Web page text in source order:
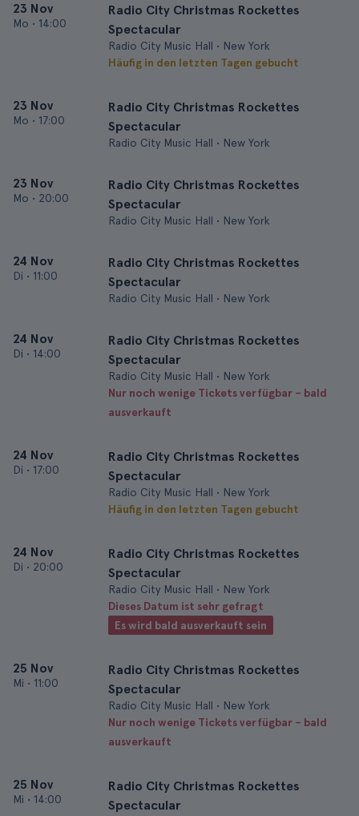
23 Nov
Mo • 14:00
Radio City Christmas Rockettes
Spectacular
Radio City Music Hall • New York
Häufig in den letzten Tagen gebucht
23 Nov
Mo • 17:00
Radio City Christmas Rockettes
Spectacular
Radio City Music Hall • New York
23 Nov
Mo • 20:00
Radio City Christmas Rockettes
Spectacular
Radio City Music Hall • New York
24 Nov
Di • 11:00
Radio City Christmas Rockettes
Spectacular
Radio City Music Hall • New York
24 Nov
Di • 14:00
Radio City Christmas Rockettes
Spectacular
Radio City Music Hall • New York
Nur noch wenige Tickets verfügbar – bald
ausverkauft
24 Nov
Di • 17:00
Radio City Christmas Rockettes
Spectacular
Radio City Music Hall • New York
Häufig in den letzten Tagen gebucht
24 Nov
Di • 20:00
Radio City Christmas Rockettes
Spectacular
Radio City Music Hall • New York
Dieses Datum ist sehr gefragt
Es wird bald ausverkauft sein
25 Nov
Mi • 11:00
Radio City Christmas Rockettes
Spectacular
Radio City Music Hall • New York
Nur noch wenige Tickets verfügbar – bald
ausverkauft
25 Nov
Mi • 14:00
Radio City Christmas Rockettes
Spectacular